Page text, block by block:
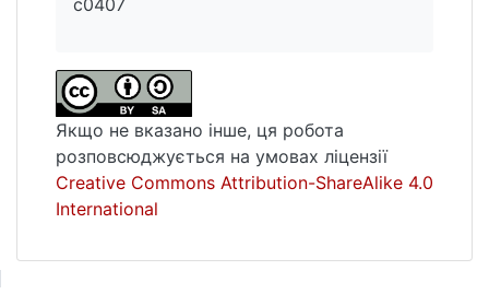
Якщо не вказано інше, ця робота
розповсюджується на умовах ліцензії
Creative Commons Attribution-ShareAlike 4.0
International